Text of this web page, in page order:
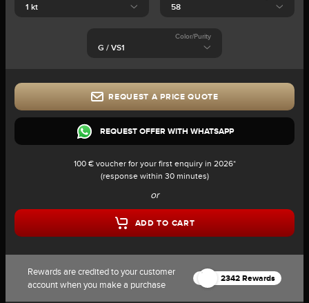
Color/Purity
REQUEST A PRICE QUOTE
REQUEST OFFER WITH WHATSAPP
100 € voucher for your first enquiry in 2026*
(response within 30 minutes)
or
ADD TO CART
Rewards are credited to your customer
account when you make a purchase
2342 Rewards